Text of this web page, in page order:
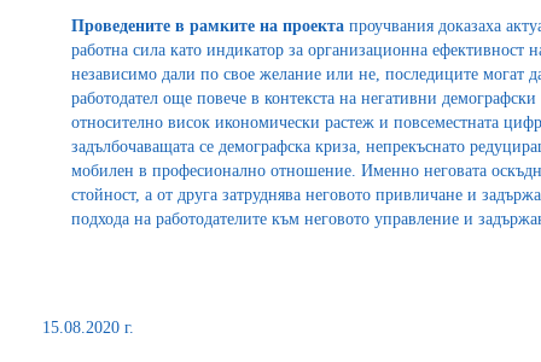
Проведените в рамките на проектa проучвания доказаха
работна сила като индикатор за организационна ефективност
независимо дали по свое желание или не, последиците могат
работодател още повече в контекста на негативни
относително висок икономически растеж и повсеместната
задълбочаващата се демографска криза, непрекъснато
мобилен в професионално отношение. Именно неговата
стойност, а от друга затруднява неговото привличане и
подхода на работодателите към неговото управление и
15.08.2020 г.